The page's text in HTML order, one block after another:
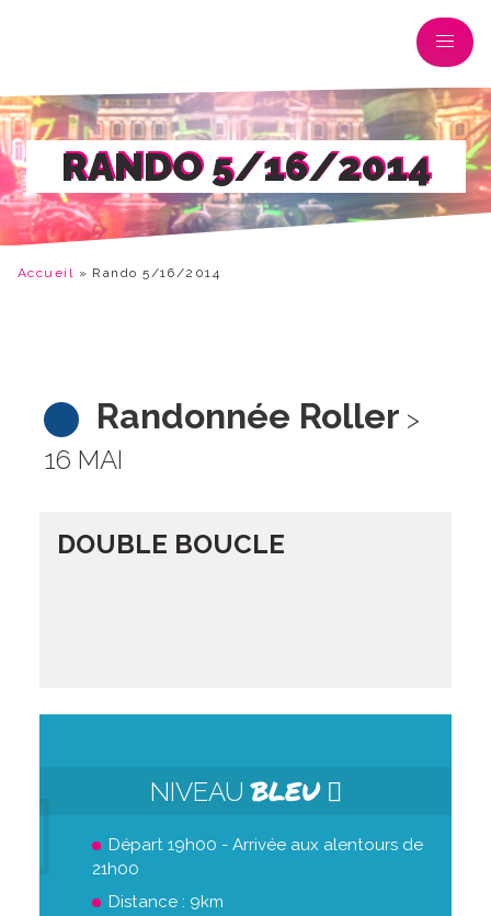
RANDO 5/16/2014
Accueil » Rando 5/16/2014
Randonnée Roller >
16 MAI
DOUBLE BOUCLE
NIVEAUBLEU
Départ 19h00 - Arrivée aux alentours de
21h00
Distance : 9km